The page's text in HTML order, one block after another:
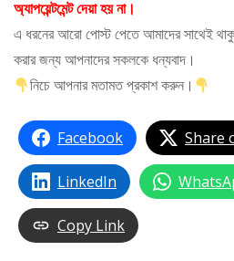
অ্যাপয়েন্টমেন্ট দেয়া হয় না।
এ ধরনের আরো পোস্ট পেতে আমাদের সাথেই
করার জন্য আপনাদের সকলকে ধন্যবাদ।
নিচে আপনার মতামত প্রকাশ করুন।
Facebook Share
LinkedIn
Copy Link